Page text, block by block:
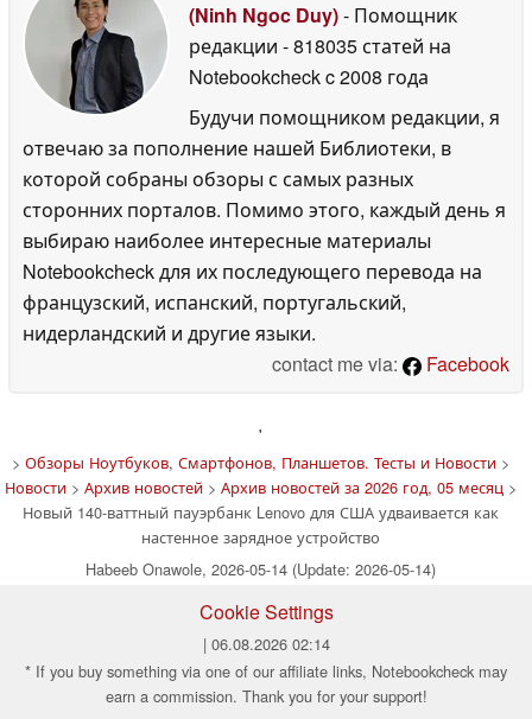
(Ninh Ngoc Duy)- Помощник
редакции - 818035 статей на
Notebookcheckc 2008 года
Будучи помощником редакции, я
отвечаю за пополнение нашей Библиотеки, в
которой собраны обзоры с самых разных
сторонних порталов. Помимо этого, каждый день я
выбираю наиболее интересные материалы
Notebookcheck для их последующего перевода на
французский, испанский, португальский,
нидерландский и другие языки.
contact me via:
Facebook
'
> Обзоры Ноутбуков, Смартфонов, Планшетов. Тесты и Новости>
Новости> Архив новостей> Архив новостей за 2026 год, 05 месяц>
Новый 140-ваттный пауэрбанк Lenovo для США удваивается как
настенное зарядное устройство
Habeeb Onawole, 2026-05-14 (Update: 2026-05-14)
Cookie Settings
| 06.08.2026 02:14
* If you buy something via one of our affiliate links, Notebookcheck may
earn a commission. Thank you for your support!